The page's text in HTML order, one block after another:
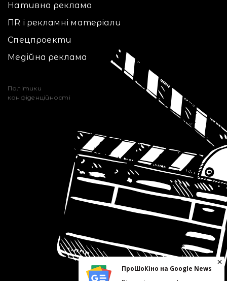
Нативна реклама
ПR і рекламні матеріали
Спецпроекти
Медійна реклама
Політики
конфіденційності
ПроШоКіно на Google News